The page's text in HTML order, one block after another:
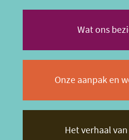
Wat ons
Onze aanpak en
Het verhaal